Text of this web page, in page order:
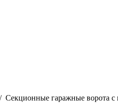
/ Секционные гаражные ворота с